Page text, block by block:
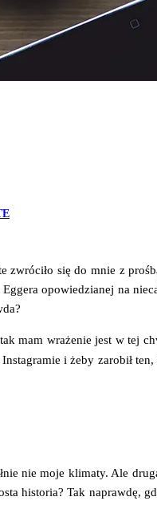
się do mnie z
opo­wie­dzia­nej na
mam wra­że­nie jest w tej
i żeby zaro­bił ten,
nie moje kli­ma­ty. Ale
histo­ria? Tak napraw­dę,